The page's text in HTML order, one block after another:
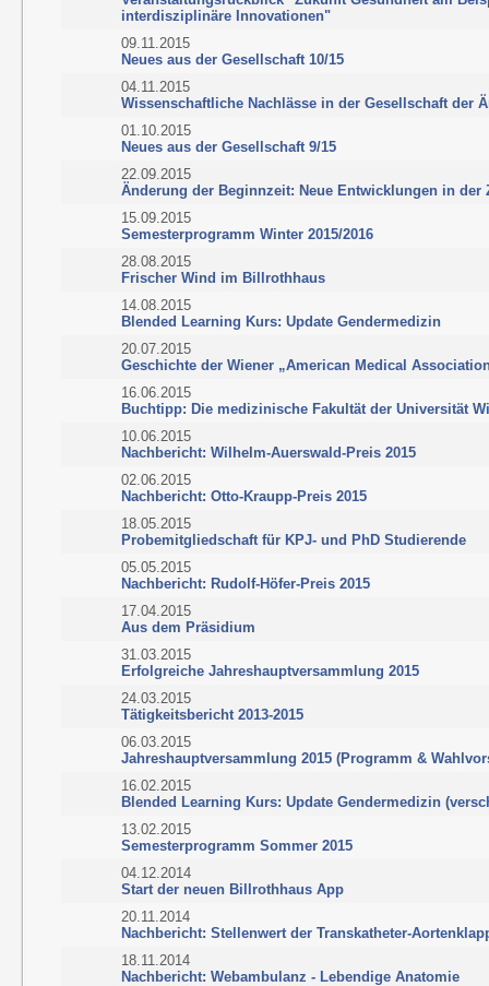
interdisziplinäre Innovationen"
09.11.2015
Neues aus der Gesellschaft 10/15
04.11.2015
Wissenschaftliche Nachlässe in der Gesellschaft der
01.10.2015
Neues aus der Gesellschaft 9/15
22.09.2015
Änderung der Beginnzeit: Neue Entwicklungen in der
15.09.2015
Semesterprogramm Winter 2015/2016
28.08.2015
Frischer Wind im Billrothhaus
14.08.2015
Blended Learning Kurs: Update Gendermedizin
20.07.2015
Geschichte der Wiener „American Medical
16.06.2015
Buchtipp: Die medizinische Fakultät der Universität
10.06.2015
Nachbericht: Wilhelm-Auerswald-Preis 2015
02.06.2015
Nachbericht: Otto-Kraupp-Preis 2015
18.05.2015
Probemitgliedschaft für KPJ- und PhD Studierende
05.05.2015
Nachbericht: Rudolf-Höfer-Preis 2015
17.04.2015
Aus dem Präsidium
31.03.2015
Erfolgreiche Jahreshauptversammlung 2015
24.03.2015
Tätigkeitsbericht 2013-2015
06.03.2015
Jahreshauptversammlung 2015 (Programm &
16.02.2015
Blended Learning Kurs: Update Gendermedizin
13.02.2015
Semesterprogramm Sommer 2015
04.12.2014
Start der neuen Billrothhaus App
20.11.2014
Nachbericht: Stellenwert der Transkatheter-
18.11.2014
Nachbericht: Webambulanz - Lebendige Anatomie